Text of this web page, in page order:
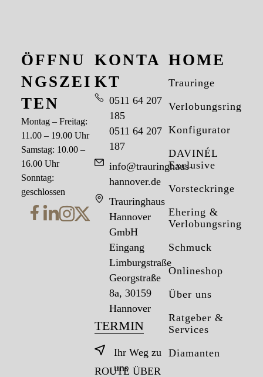
HOME
Trauringe
Verlobungsringe
Konfigurator
DAVINÉL
Exclusive
Vorsteckringe
Ehering &
Verlobungsring
Schmuck
Onlineshop
Über uns
Ratgeber &
Services
Diamanten
KONTA
KT
0511 64 207
185
0511 64 207
187
info@trauringhaus-
hannover.de
Trauringhaus
Hannover
GmbH
Eingang
Limburgstraße
Georgstraße
8a, 30159
Hannover
TERMIN
Ihr Weg zu
uns
ROUTE ÜBER
ÖFFNU
NGSZEI
TEN
Montag – Freitag:
11.00 – 19.00 Uhr
Samstag: 10.00 –
16.00 Uhr
Sonntag:
geschlossen